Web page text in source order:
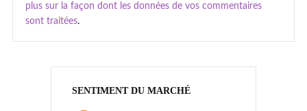
plus sur la façon dont les données de vos commentaires
sont traitées.
SENTIMENT DU MARCHÉ